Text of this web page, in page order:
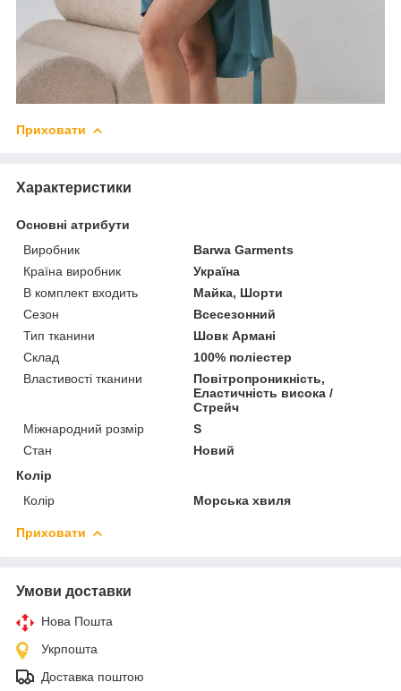
Приховати
Характеристики
Основні атрибути
Виробник
Barwa Garments
Країна виробник
Україна
В комплект входить
Майка, Шорти
Сезон
Всесезонний
Тип тканини
Шовк Армані
Склад
100% поліестер
Властивості тканини
Повітропроникність,
Еластичність висока /
Стрейч
Міжнародний розмір
S
Стан
Новий
Колір
Колір
Морська хвиля
Приховати
Умови доставки
Нова Пошта
Укрпошта
Доставка поштою